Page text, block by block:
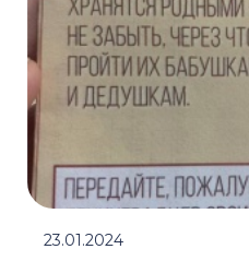
23.01.2024